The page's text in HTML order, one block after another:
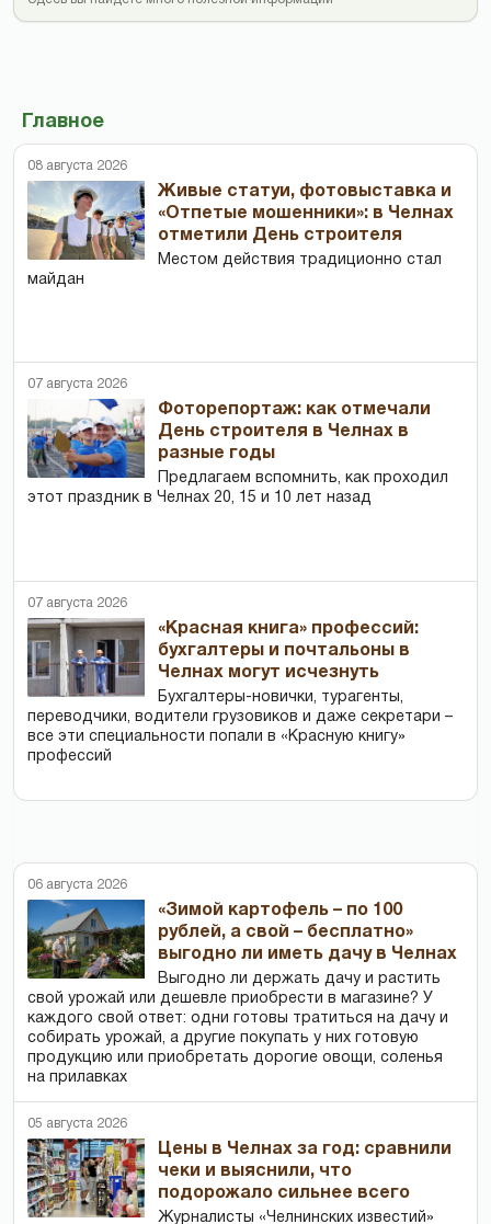
Главное
08 августа 2026
Живые статуи, фотовыставка и
«Отпетые мошенники»: в Челнах
отметили День строителя
Местом действия традиционно стал
майдан
07 августа 2026
Фоторепортаж: как отмечали
День строителя в Челнах в
разные годы
Предлагаем вспомнить, как проходил
этот праздник в Челнах 20, 15 и 10 лет назад
07 августа 2026
«Красная книга» профессий:
бухгалтеры и почтальоны в
Челнах могут исчезнуть
Бухгалтеры-новички, тур­агенты,
переводчики, водители грузовиков и даже секретари –
все эти специальности попали в «Красную книгу»
профессий
06 августа 2026
«Зимой картофель – по 100
рублей, а свой – бесплатно»
выгодно ли иметь дачу в Челнах
Выгодно ли держать дачу и растить
свой урожай или дешевле приобрести в магазине? У
каждого свой ответ: одни готовы тратиться на дачу и
собирать урожай, а другие покупать у них готовую
продукцию или приобретать дорогие овощи, соленья
на прилавках
05 августа 2026
Цены в Челнах за год: сравнили
чеки и выяснили, что
подорожало сильнее всего
Журналисты «Челнинских известий»